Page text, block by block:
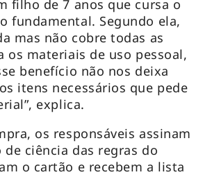
filho de 7 anos que cursa o
fundamental. Segundo ela,
mas não cobre todas as
os materiais de uso pessoal,
benefício não nos deixa
itens necessários que pede
explica.
os responsáveis assinam
de ciência das regras do
o cartão e recebem a lista